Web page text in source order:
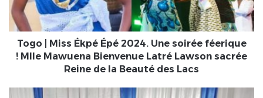
Une
soirée
féerique
Mlle
Togo | Miss Ékpé Épé 2024. Une soirée féerique
! Mlle Mawuena Bienvenue Latré Lawson sacrée
Reine de la Beauté des Lacs